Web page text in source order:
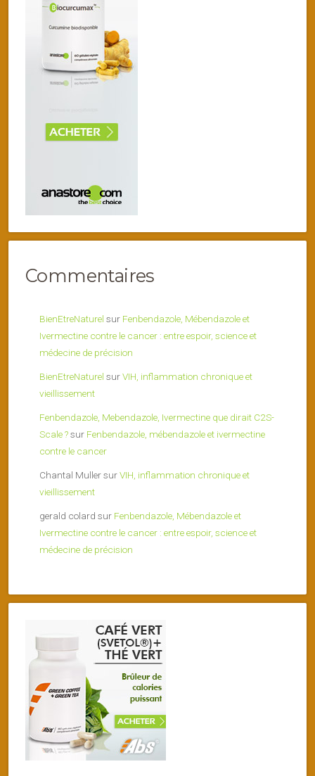
Commentaires
BienEtreNaturel sur Fenbendazole, Mébendazole et
Ivermectine contre le cancer : entre espoir, science et
médecine de précision
BienEtreNaturel surVIH, inflammation chronique et
vieillissement
Fenbendazole, Mebendazole, Ivermectine que dirait C2S-
Scale ?sur Fenbendazole, mébendazole et ivermectine
contre le cancer
Chantal MullersurVIH, inflammation chronique et
vieillissement
gerald colard sur Fenbendazole, Mébendazole et
Ivermectine contre le cancer : entre espoir, science et
médecine de précision